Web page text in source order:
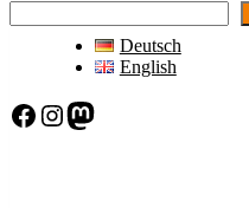
Deutsch
English
Facebook Instagram Mastodon